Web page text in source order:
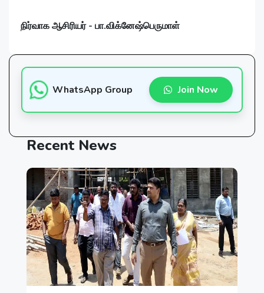
நிர்வாக ஆசிரியர் - பா.விக்னேஷ்பெருமாள்
WhatsApp Group Join Now
Recent News